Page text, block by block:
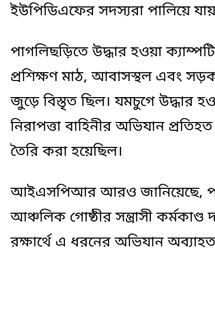
ইউপিডিএফের সদস্যরা পালিয়ে
পাগলিছড়িতে উদ্ধার হওয়া
প্রশিক্ষণ মাঠ, আবাসস্থল এবং
জুড়ে বিস্তৃত ছিল। যমচুগে উদ্ধার
নিরাপত্তা বাহিনীর অভিযান
তৈরি করা হয়েছিল।
আইএসপিআর আরও জানিয়েছে,
আঞ্চলিক গোষ্ঠীর সন্ত্রাসী
রক্ষার্থে এ ধরনের অভিযান